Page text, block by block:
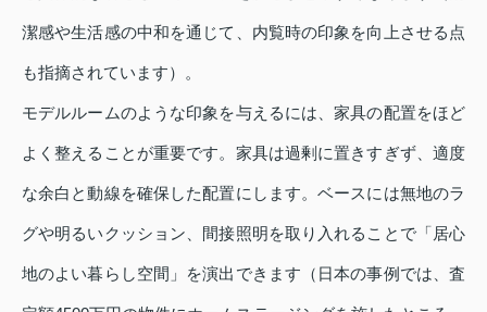
潔感や生活感の中和を通じて、内覧時の印象を向上させる点
も指摘されています）。
モデルルームのような印象を与えるには、家具の配置をほど
よく整えることが重要です。家具は過剰に置きすぎず、適度
な余白と動線を確保した配置にします。ベースには無地のラ
グや明るいクッション、間接照明を取り入れることで「居心
地のよい暮らし空間」を演出できます（日本の事例では、査